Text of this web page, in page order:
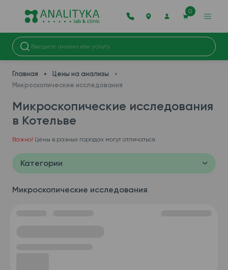
0
Главная
Цены на анализы
Микроскопические исследования
Микроскопические исследования
в Котельве
Важно! Цены в разных городах могут отличаться.
Категории
Микроскопические исследования